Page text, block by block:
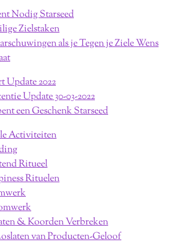
Nodig Starseed
Zielstaken
als je Tegen je Ziele Wens
Update 2022
Update 30-03-2022
een Geschenk Starseed
Activiteiten
Ritueel
Rituelen
& Koorden Verbreken
van Producten-Geloof